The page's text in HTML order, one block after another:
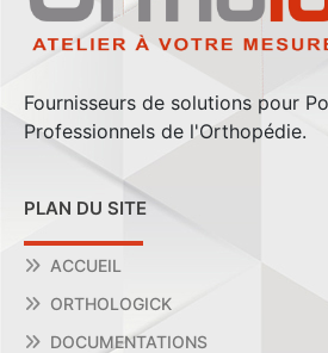
Fournisseurs de solutions pour
Professionnels de l'Orthopédie.
PLAN DU SITE
ACCUEIL
ORTHOLOGICK
DOCUMENTATIONS